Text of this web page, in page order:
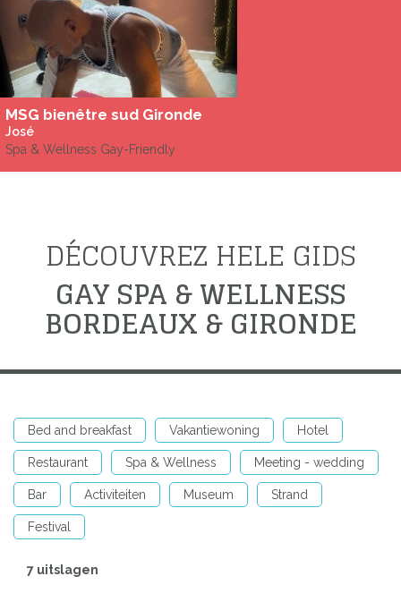
MSG bienêtre sud Gironde
José
Spa & Wellness Gay-Friendly
DÉCOUVREZ HELE GIDS
GAY SPA & WELLNESS
BORDEAUX & GIRONDE
Bed and breakfast Vakantiewoning Hotel
Restaurant Spa & Wellness Meeting - wedding
Bar Activiteiten Museum Strand
Festival
7 uitslagen